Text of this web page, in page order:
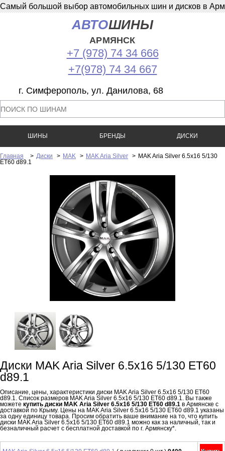
Самый большой выбор автомобильных шин и дисков в
АВТОШИНЫ
АРМЯНСК
+7 (978) 74 34 666
+7(978) 74 34 667
г. Симферополь, ул. Данилова, 68
ШИНЫ БРЕНДЫ ДИСКИ
Главная > Диски > MAK > MAK Aria Silver > MAK Aria Silver 6.5x16 5/130
ET60 d89.1
Диски MAK Aria Silver 6.5x16 5/130 ET60
d89.1
Описание, цены, характеристики диски MAK Aria Silver 6.5x16 5/130 ET60
d89.1. Список размеров MAK Aria Silver 6.5x16 5/130 ET60 d89.1. Вы также
можете купить диски MAK Aria Silver 6.5x16 5/130 ET60 d89.1 в Армянске с
доставкой по Крыму. Цены на MAK Aria Silver 6.5x16 5/130 ET60 d89.1 указаны
за одну единицу товара. Просим обратить ваше внимание на то, что купить
диски MAK Aria Silver 6.5x16 5/130 ET60 d89.1 можно как за наличный, так и
безналичный расчет с бесплатной доставкой по г. Армянску*.